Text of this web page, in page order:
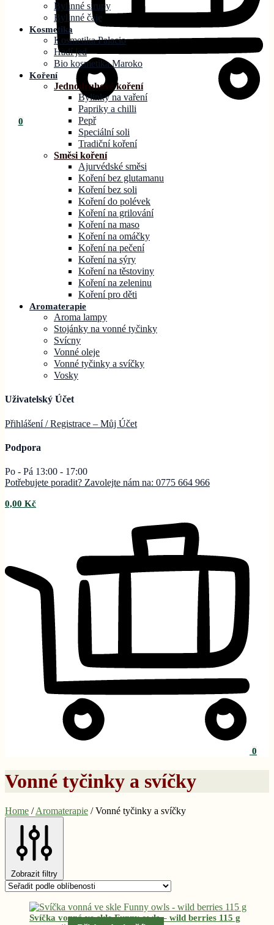
0
Bylinné sirupy
Bylinné čaje
Kosmetika
Kosmetika Palacio
Hadí jed
Bio kosmetika Maroko
Koření
Jednodruhové koření
Bylinky na vaření
Papriky a chilli
Pepř
Speciální soli
Tradiční koření
Směsi koření
Ajurvédské směsi
Koření bez glutamanu
Koření bez soli
Koření do polévek
Koření na grilování
Koření na maso
Koření na omáčky
Koření na pečení
Koření na sýry
Koření na těstoviny
Koření na zeleninu
Koření pro děti
Aromaterapie
Aroma lampy
Stojánky na vonné tyčinky
Svícny
Vonné oleje
Vonné tyčinky a svíčky
Vosky
Uživatelský Účet
Přihlášení / Registrace – Můj Účet
Podpora
Po - Pá 13:00 - 17:00
Potřebujete poradit? Zavolejte nám na: 0775 664 966
0,00 Kč
0
Vonné tyčinky a svíčky
Home /Aromaterapie /Vonné tyčinky a svíčky
Zobrazit filtry
Seřazeno
Svíčka vonná ve skle Funny owls – wild berries 115 g